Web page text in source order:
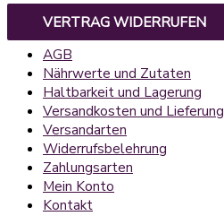
VERTRAG WIDERRUFEN
AGB
Nährwerte und Zutaten
Haltbarkeit und Lagerung
Versandkosten und Lieferung
Versandarten
Widerrufsbelehrung
Zahlungsarten
Mein Konto
Kontakt